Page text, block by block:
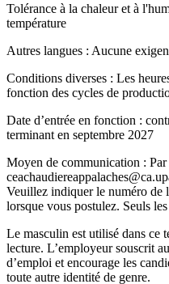
Tolérance à la chaleur et à
température
Autres langues : Aucune
Conditions diverses : Les
fonction des cycles de
Date d’entrée en fonction :
terminant en septembre 2027
Moyen de communication :
Veuillez indiquer le numéro de
lorsque vous postulez. Seuls
Le masculin est utilisé dans ce
lecture. L’employeur souscrit
d’emploi et encourage les
toute autre identité de genre.